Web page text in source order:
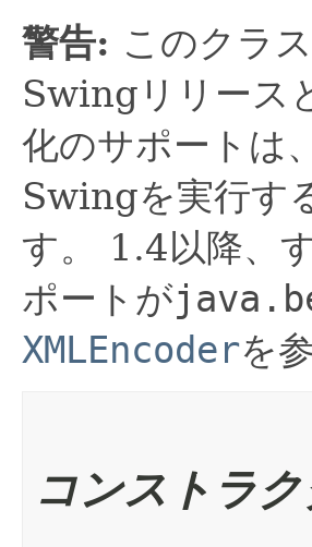
警告: このクラ
Swingリリース
化のサポートは
Swingを実行す
す。
1.4以降、
ポートが
XMLEncoderを
コンストラ